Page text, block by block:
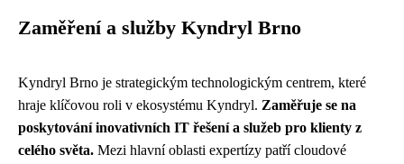
Zaměření a služby Kyndryl Brno
Kyndryl Brno je strategickým technologickým centrem, které
hraje klíčovou roli v ekosystému Kyndryl. Zaměřuje se na
poskytování inovativních IT řešení a služeb pro klienty z
celého světa. Mezi hlavní oblasti expertízy patří cloudové